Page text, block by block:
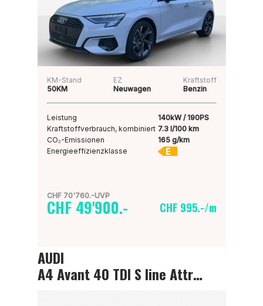
KM-Stand
50KM
EZ
Neuwagen
Kraftstoff
Benzin
Leistung
140kW / 190PS
Kraftstoffverbrauch, kombiniert 7.3 l/100 km
CO₂-Emissionen
165 g/km
Energieeffizienzklasse
E
CHF 70'760.-UVP
CHF 49'900.- CHF 995.-/m
AUDI
A4 Avant 40 TDI S line Attraction